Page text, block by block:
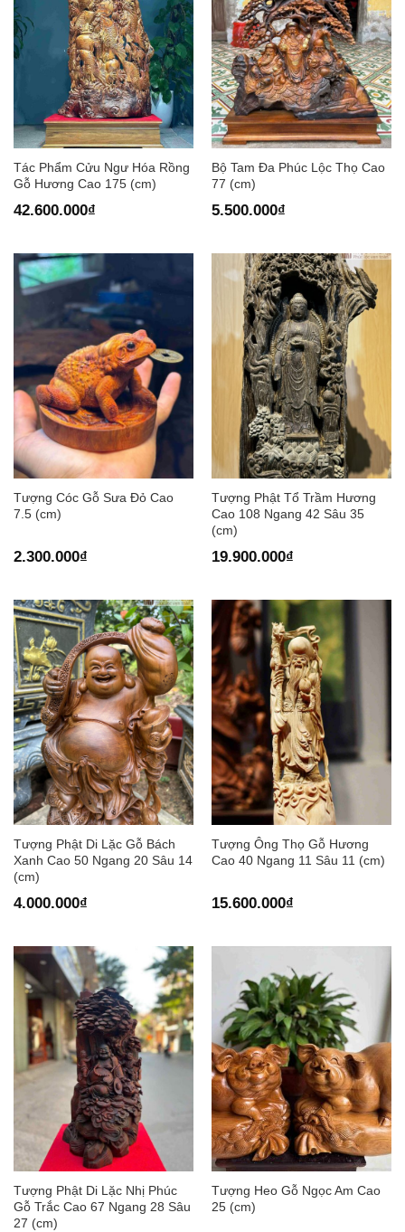
Tác Phẩm Cửu Ngư Hóa Rồng
Gỗ Hương Cao 175 (cm)
42.600.000₫
Bộ Tam Đa Phúc Lộc Thọ Cao
77 (cm)
5.500.000₫
Tượng Cóc Gỗ Sưa Đỏ Cao
7.5 (cm)
2.300.000₫
Tượng Phật Tổ Trầm Hương
Cao 108 Ngang 42 Sâu 35
(cm)
19.900.000₫
Tượng Phật Di Lặc Gỗ Bách
Xanh Cao 50 Ngang 20 Sâu 14
(cm)
4.000.000₫
Tượng Ông Thọ Gỗ Hương
Cao 40 Ngang 11 Sâu 11 (cm)
15.600.000₫
Tượng Phật Di Lặc Nhị Phúc
Gỗ Trắc Cao 67 Ngang 28 Sâu
27 (cm)
Tượng Heo Gỗ Ngọc Am Cao
25 (cm)